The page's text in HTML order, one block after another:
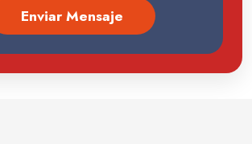
Enviar Mensaje